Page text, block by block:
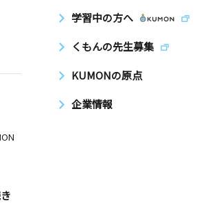
学習中の方へ
くもんの先生募集
KUMONの原点
企業情報